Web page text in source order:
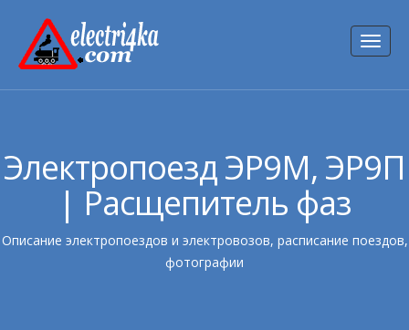
Электропоезд ЭР9М, ЭР9П
| Расщепитель фаз
Описание электропоездов и электровозов, расписание поездов,
фотографии